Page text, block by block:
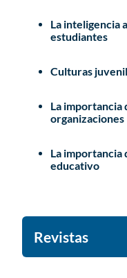
La inteligencia
estudiantes
Culturas
La importancia
organizaciones
La importancia
educativo
Revistas